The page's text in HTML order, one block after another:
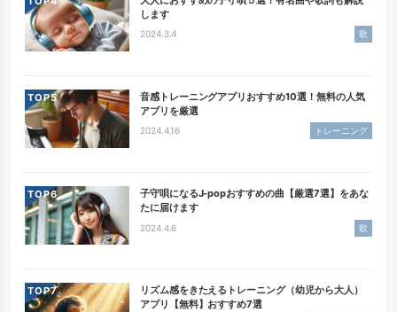
します
2024.3.4 歌
TOP
音感トレーニングアプリおすすめ10選！無料の人気
アプリを厳選
2024.4.16 トレーニング
TOP
子守唄になるJ-popおすすめの曲【厳選7選】をあな
たに届けます
2024.4.6 歌
TOP
リズム感をきたえるトレーニング（幼児から大人）
アプリ【無料】おすすめ7選